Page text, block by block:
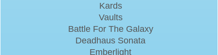
Kards
Vaults
Battle For The Galaxy
Deadhaus Sonata
Emberlight